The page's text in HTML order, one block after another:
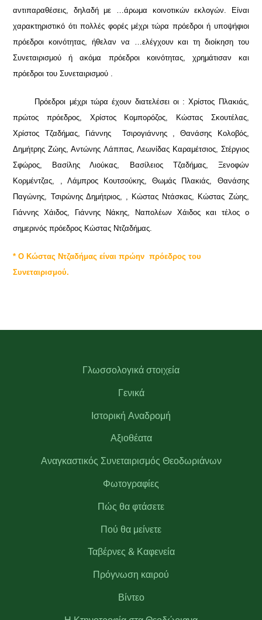
αντιπαραθέσεις, δηλαδή με …άρωμα κοινοτικών εκλογών. Είναι
χαρακτηριστικό ότι πολλές φορές μέχρι τώρα πρόεδροι ή υποψήφιοι
πρόεδροι κοινότητας, ήθελαν να …ελέγχουν και τη διοίκηση του
Συνεταιρισμού ή ακόμα πρόεδροι κοινότητας, χρημάτισαν και
πρόεδροι του Συνεταιρισμού .
Πρόεδροι μέχρι τώρα έχουν διατελέσει οι : Χρίστος Πλακιάς,
πρώτος πρόεδρος, Χρίστος Κομπορόζος, Κώστας Σκουτέλας,
Χρίστος Τζαδήμας, Γιάννης Τσιρογιάννης , Θανάσης Κολοβός,
Δημήτρης Ζώης, Αντώνης Λάππας, Λεωνίδας Καραμέτσιος, Στέργιος
Σφώρος, Βασίλης Λιούκας, Βασίλειος Τζαδήμας, Ξενοφών
Κορμέντζας, , Λάμπρος Κουτσούκης, Θωμάς Πλακιάς, Θανάσης
Παγώνης, Τσιρώνης Δημήτριος, , Κώστας Ντάσκας, Κώστας Ζώης,
Γιάννης Χάιδος, Γιάννης Νάκης, Ναπολέων Χάιδος και τέλος ο
σημερινός πρόεδρος Κώστας Ντζαδήμας.
* Ο Κώστας Ντζαδήμας είναι πρώην πρόεδρος του
Συνεταιρισμού.
Γλωσσολογικά στοιχεία
Γενικά
Ιστορική Αναδρομή
Αξιοθέατα
Αναγκαστικός Συνεταιρισμός Θεοδωριάνων
Φωτογραφίες
Πώς θα φτάσετε
Πού θα μείνετε
Ταβέρνες & Καφενεία
Πρόγνωση καιρού
Βίντεο